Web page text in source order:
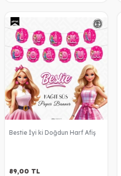
Bestie İyi ki Doğdun Harf Afiş
89,00 TL